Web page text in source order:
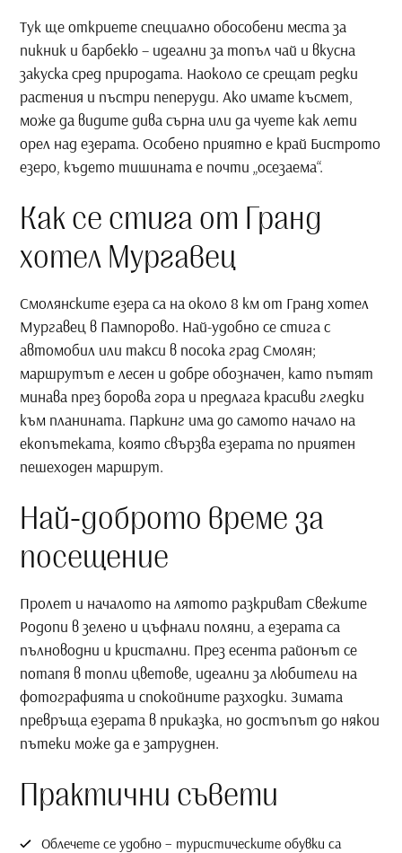
Тук ще откриете специално обособени места за
пикник и барбекю – идеални за топъл чай и вкусна
закуска сред природата. Наоколо се срещат редки
растения и пъстри пеперуди. Ако имате късмет,
може да видите дива сърна или да чуете как лети
орел над езерата. Особено приятно е край Бистрото
езеро, където тишината е почти „осезаема“.
Как се стига от Гранд
хотел Мургавец
Смолянските езера са на около 8 км от Гранд хотел
Мургавец в Пампорово. Най-удобно се стига с
автомобил или такси в посока град Смолян;
маршрутът е лесен и добре обозначен, като пътят
минава през борова гора и предлага красиви гледки
към планината. Паркинг има до самото начало на
екопътеката, която свързва езерата по приятен
пешеходен маршрут.
Най-доброто време за
посещение
Пролет и началото на лятото разкриват Свежите
Родопи в зелено и цъфнали поляни, а езерата са
пълноводни и кристални. През есента районът се
потапя в топли цветове, идеални за любители на
фотографията и спокойните разходки. Зимата
превръща езерата в приказка, но достъпът до някои
пътеки може да е затруднен.
Практични съвети
Облечете се удобно – туристическите обувки са